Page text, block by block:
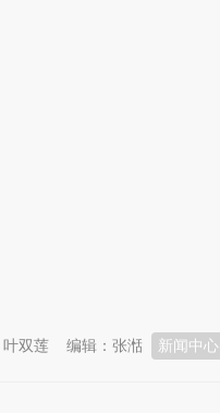
新闻中心
编辑：张湉
双莲